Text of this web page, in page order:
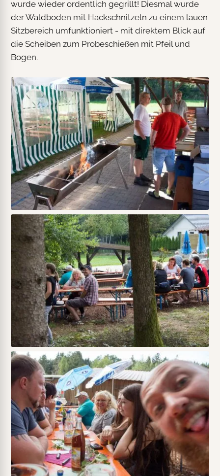
wurde wieder ordentlich gegrillt! Diesmal wurde
der Waldboden mit Hackschnitzeln zu einem lauen
Sitzbereich umfunktioniert - mit direktem Blick auf
die Scheiben zum Probeschießen mit Pfeil und
Bogen.